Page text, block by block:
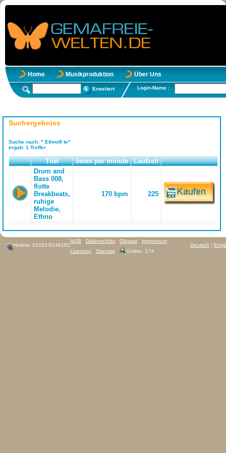
Home Musikproduktion Über Uns
Erweitert Login-Name :
Suchergebniss
Suche nach: " Ethnofl te"
ergab: 1 Treffer
Titel beats per minute
Laufzeit
Drum and
Bass 008,
flotte
Breakbeats,
ruhige
Melodie,
Ethno
170 bpm 225
Hotline: 01522-6146182 Deutsch |
AGB Datenschutz Glossar
Impressum
Lizenzen
Sitemap Online: 174